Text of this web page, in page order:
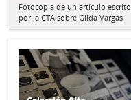
Fotocopia de un artículo escrito
por la CTA sobre Gilda Vargas